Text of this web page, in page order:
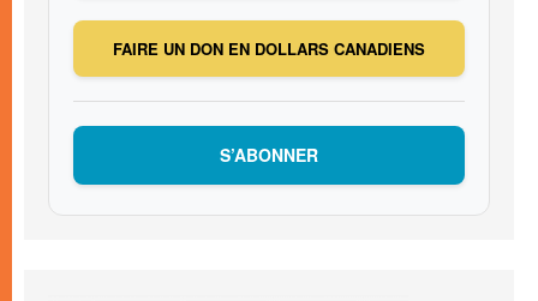
FAIRE UN DON EN DOLLARS CANADIENS
S’ABONNER